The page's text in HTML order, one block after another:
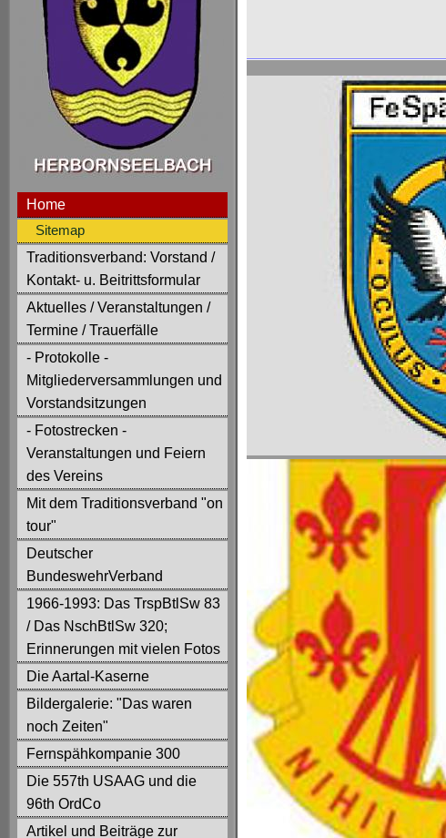
Home
Sitemap
Traditionsverband: Vorstand /
Kontakt- u. Beitrittsformular
Aktuelles / Veranstaltungen /
Termine / Trauerfälle
- Protokolle -
Mitgliederversammlungen und
Vorstandsitzungen
- Fotostrecken -
Veranstaltungen und Feiern
des Vereins
Mit dem Traditionsverband "on
tour"
Deutscher
BundeswehrVerband
1966-1993: Das TrspBtlSw 83
/ Das NschBtlSw 320;
Erinnerungen mit vielen Fotos
Die Aartal-Kaserne
Bildergalerie: "Das waren
noch Zeiten"
Fernspähkompanie 300
Die 557th USAAG und die
96th OrdCo
Artikel und Beiträge zur